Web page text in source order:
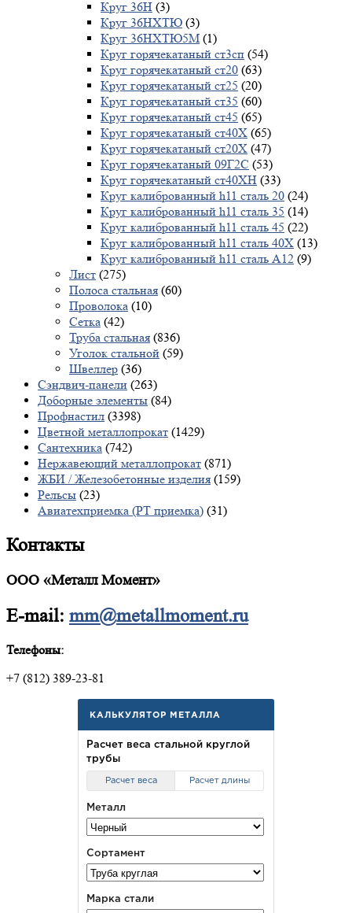
Круг 36Н (3)
Круг 36НХТЮ (3)
Круг 36НХТЮ5М (1)
Круг горячекатаный ст3сп (54)
Круг горячекатаный ст20 (63)
Круг горячекатаный ст25 (20)
Круг горячекатаный ст35 (60)
Круг горячекатаный ст45 (65)
Круг горячекатаный ст40Х (65)
Круг горячекатаный ст20Х (47)
Круг горячекатаный 09Г2С (53)
Круг горячекатаный ст40ХН (33)
Круг калиброванный h11 сталь 20 (24)
Круг калиброванный h11 сталь 35 (14)
Круг калиброванный h11 сталь 45 (22)
Круг калиброванный h11 сталь 40X (13)
Круг калиброванный h11 сталь А12 (9)
Лист (275)
Полоса стальная (60)
Проволока (10)
Сетка (42)
Труба стальная (836)
Уголок стальной (59)
Швеллер (36)
Сэндвич-панели (263)
Доборные элементы (84)
Профнастил (3398)
Цветной металлопрокат (1429)
Сантехника (742)
Нержавеющий металлопрокат (871)
ЖБИ / Железобетонные изделия (159)
Рельсы (23)
Авиатехприемка (РТ приемка) (31)
Контакты
ООО «Металл Момент»
E-mail: mm@metallmoment.ru
Телефоны:
+7 (812) 389-23-81